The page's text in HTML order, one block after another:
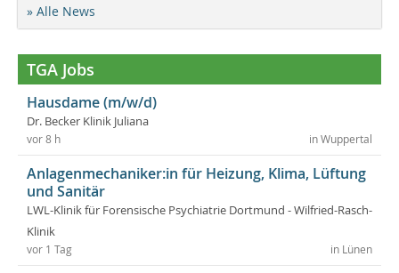
» Alle News
TGA Jobs
Hausdame (m/w/d)
Dr. Becker Klinik Juliana
in Wuppertal
vor 8 h
Anlagenmechaniker:in für Heizung, Klima, Lüftung
und Sanitär
LWL-Klinik für Forensische Psychiatrie Dortmund - Wilfried-Rasch-
Klinik
in Lünen
vor 1 Tag